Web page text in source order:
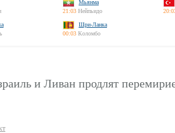
Мьянма
21:03 Нейпьидо
Шри-Ланка
00:03 Коломбо
и Ливан продлят